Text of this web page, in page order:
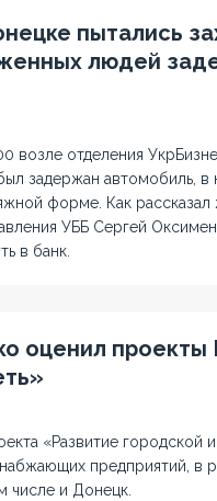
пытались
людей
возле отделения
задержан автомобиль, в
форме. Как рассказал
УББ Сергей
в банк.
оценил
«Развитие городской
предприятий, в
числе и Донецк.